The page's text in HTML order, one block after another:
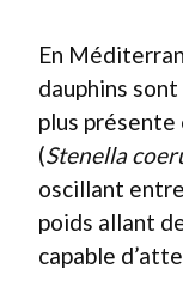
En
dauphins
plus
(Stenella
oscillant
poids allant
capable